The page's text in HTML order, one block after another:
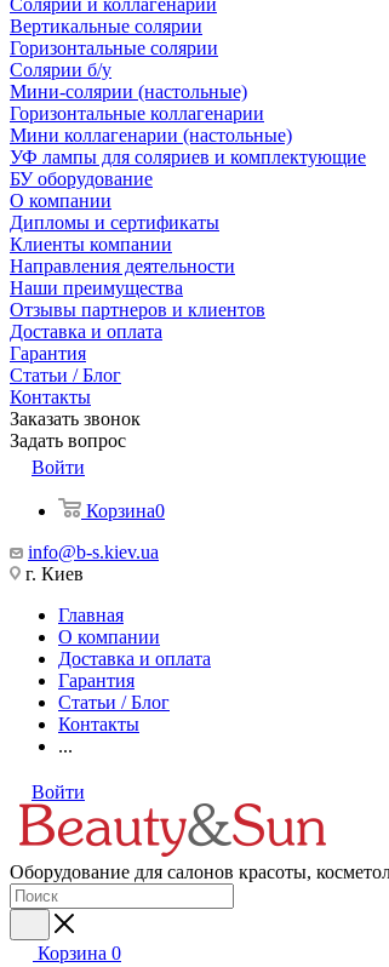
Солярии и коллагенарии
Вертикальные солярии
Горизонтальные солярии
Солярии б/у
Мини-солярии (настольные)
Горизонтальные коллагенарии
Мини коллагенарии (настольные)
УФ лампы для соляриев и комплектующие
БУ оборудование
О компании
Дипломы и сертификаты
Клиенты компании
Направления деятельности
Наши преимущества
Отзывы партнеров и клиентов
Доставка и оплата
Гарантия
Статьи / Блог
Контакты
Заказать звонок
Задать вопрос
Войти
Корзина0
info@b-s.kiev.ua
г. Киев
Главная
О компании
Доставка и оплата
Гарантия
Статьи / Блог
Контакты
...
Войти
Оборудование для салонов красоты,
Корзина 0